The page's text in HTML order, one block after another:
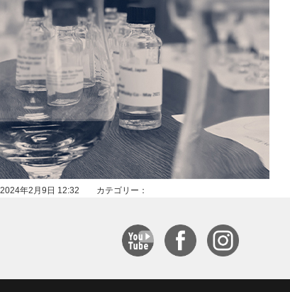
2024年2月9日 12:32 カテゴリー：